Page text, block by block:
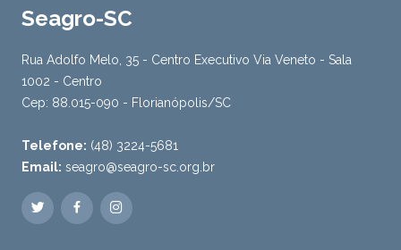
Seagro-SC
Rua Adolfo Melo, 35 - Centro Executivo Via Veneto - Sala
1002 - Centro
Cep: 88.015-090 - Florianópolis/SC
Telefone: (48) 3224-5681
Email: seagro@seagro-sc.org.br